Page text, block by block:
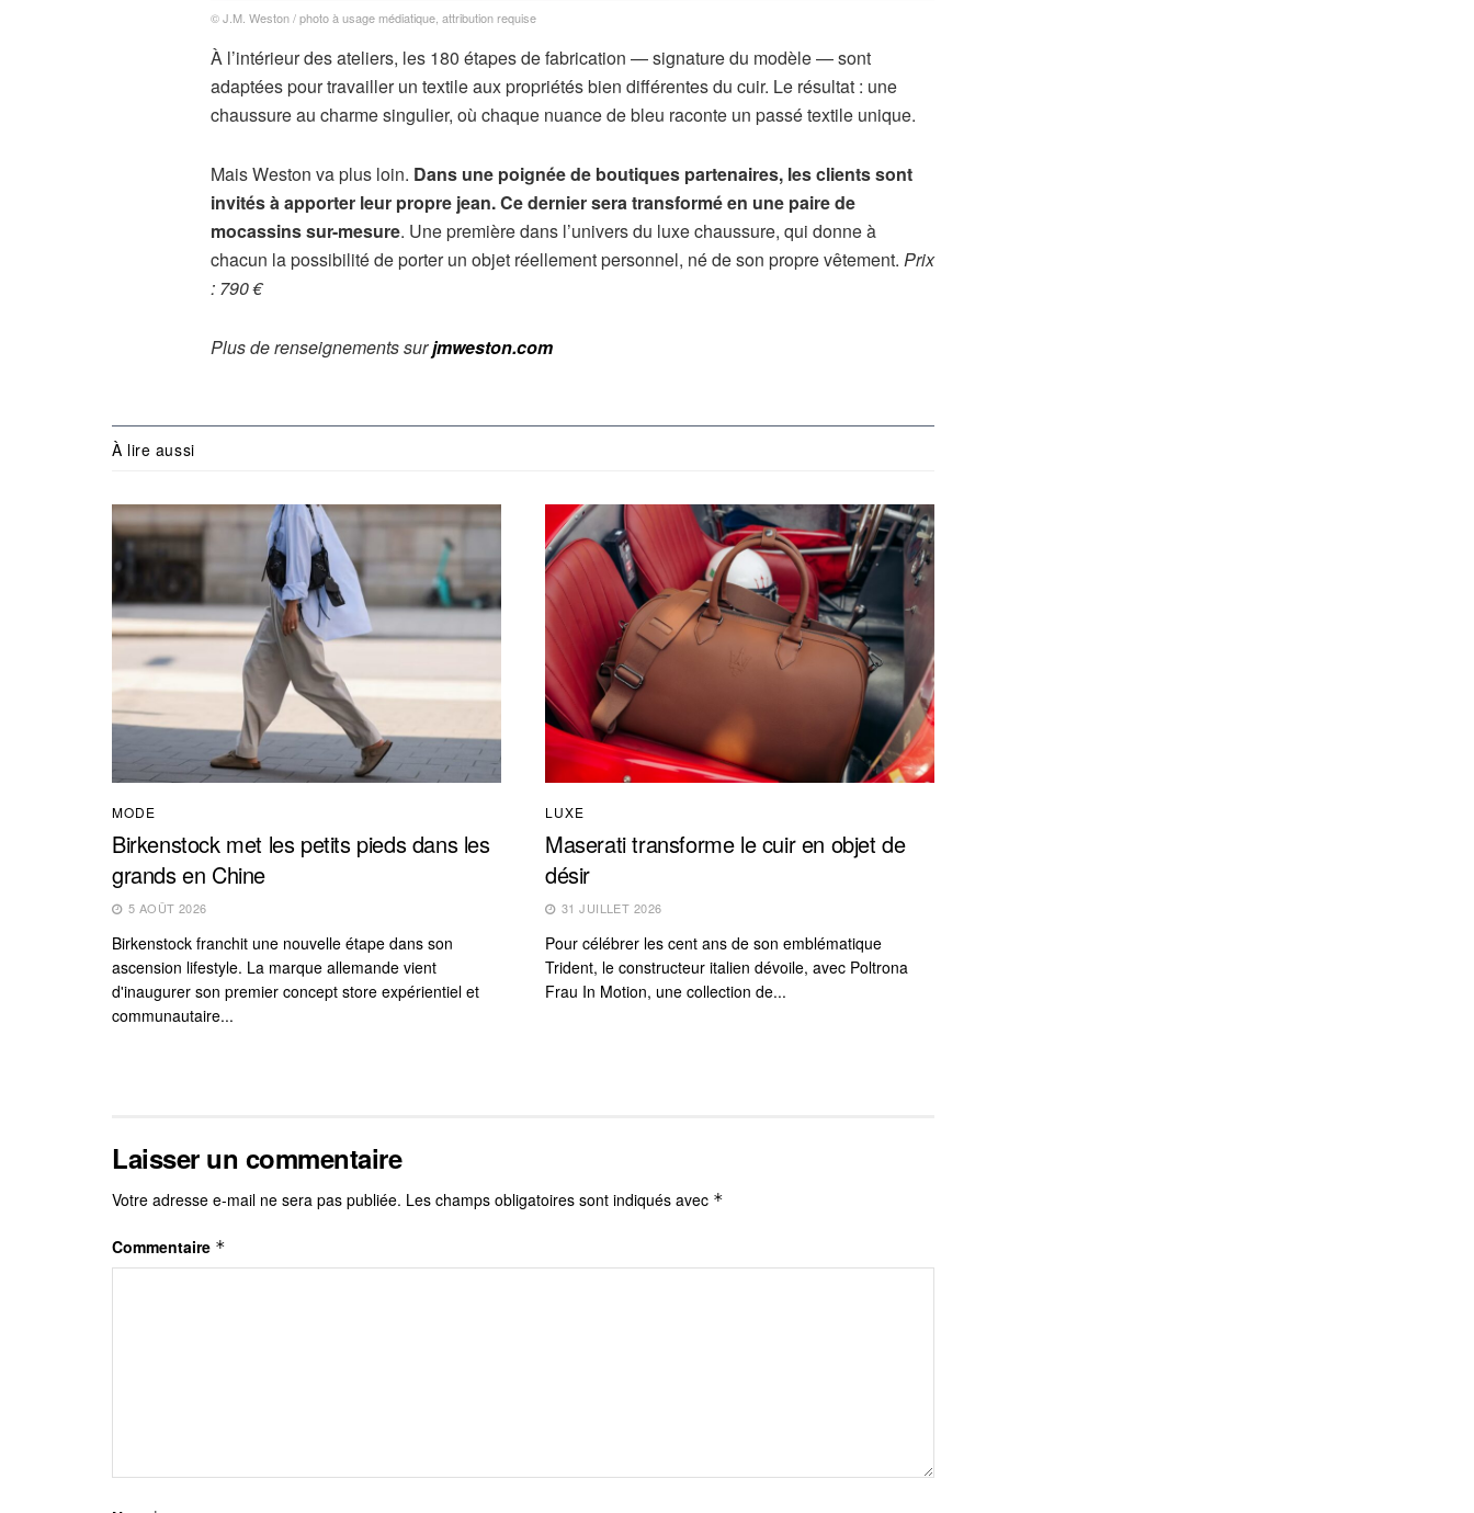
© J.M. Weston / photo à usage médiatique, attribution requise
À l’intérieur des ateliers, les 180 étapes de fabrication — signature du modèle — sont
adaptées pour travailler un textile aux propriétés bien différentes du cuir. Le résultat : une
chaussure au charme singulier, où chaque nuance de bleu raconte un passé textile unique.
Mais Weston va plus loin. Dans une poignée de boutiques partenaires, les clients sont
invités à apporter leur propre jean. Ce dernier sera transformé en une paire de
mocassins sur-mesure. Une première dans l’univers du luxe chaussure, qui donne à
chacun la possibilité de porter un objet réellement personnel, né de son propre vêtement. Prix
: 790 €
Plus de renseignements surjmweston.com
À lire aussi
MODE
Birkenstock met les petits pieds dans les
grands en Chine
5 AOÛT 2026
Birkenstock franchit une nouvelle étape dans son
ascension lifestyle. La marque allemande vient
d'inaugurer son premier concept store expérientiel et
communautaire...
LUXE
Maserati transforme le cuir en objet de
désir
31 JUILLET 2026
Pour célébrer les cent ans de son emblématique
Trident, le constructeur italien dévoile, avec Poltrona
Frau In Motion, une collection de...
Laisser un commentaire
Votre adresse e-mail ne sera pas publiée. Les champs obligatoires sont indiqués avec *
Commentaire *